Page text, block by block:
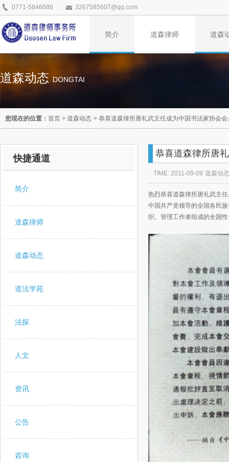
0771-5846686 3267585607@qq.com
简介 道森律师 道森
道森动态DONGTAI
您现在的位置： 首页 > 道森动态 > 恭喜道森律所唐礼武主任成为中国书法家协会会
快捷通道
简介
道森律师
道森动态
道法学苑
法探
人文
资讯
公告
咨询
恭喜道森律所唐
TIME: 2011-09-09 道森动态
热烈恭喜道森律所唐礼武主
中国共产党领导的全国各民
织、管理工作者组成的全国